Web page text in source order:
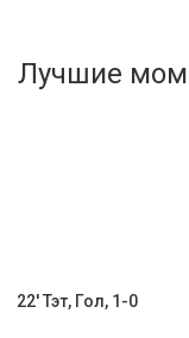
Активировать
Лучшие
22' Тэт, Гол, 1-0